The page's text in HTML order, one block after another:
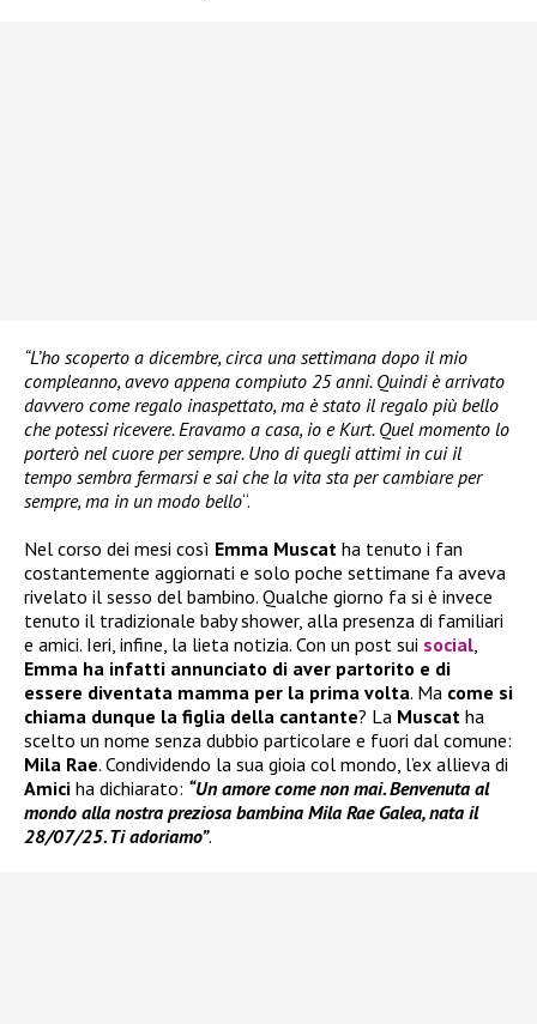
“L’ho scoperto a dicembre, circa una settimana dopo il mio
compleanno, avevo appena compiuto 25 anni. Quindi è arrivato
davvero come regalo inaspettato, ma è stato il regalo più bello
che potessi ricevere. Eravamo a casa, io e Kurt. Quel momento lo
porterò nel cuore per sempre. Uno di quegli attimi in cui il
tempo sembra fermarsi e sai che la vita sta per cambiare per
sempre, ma in un modo bello“.
Nel corso dei mesi così Emma Muscat ha tenuto i fan
costantemente aggiornati e solo poche settimane fa aveva
rivelato il sesso del bambino. Qualche giorno fa si è invece
tenuto il tradizionale baby shower, alla presenza di familiari
e amici. Ieri, infine, la lieta notizia. Con un post sui social,
Emma ha infatti annunciato di aver partorito e di
essere diventata mamma per la prima volta. Ma come si
chiama dunque la figlia della cantante? La Muscat ha
scelto un nome senza dubbio particolare e fuori dal comune:
Mila Rae. Condividendo la sua gioia col mondo, l’ex allieva di
Amici ha dichiarato: “Un amore come non mai. Benvenuta al
mondo alla nostra preziosa bambina Mila Rae Galea, nata il
28/07/25. Ti adoriamo”.